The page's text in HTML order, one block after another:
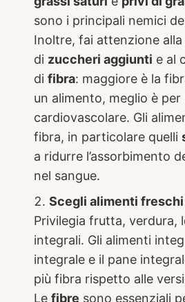
sono i principali nemici
Inoltre, fai attenzione
di zuccheri aggiunti e al
di fibra: maggiore è la
un alimento, meglio è per
cardiovascolare. Gli
fibra, in particolare quelli
a ridurre l’assorbimento
nel sangue.
Scegli alimenti
Privilegia frutta, verdura,
integrali. Gli alimenti
integrale e il pane
più fibra rispetto alle
Le fibre sono essenziali